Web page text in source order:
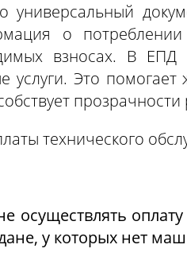
о потреблении
взносах. В ЕПД
Это
прозрачности
технического
осуществлять
у которых нет